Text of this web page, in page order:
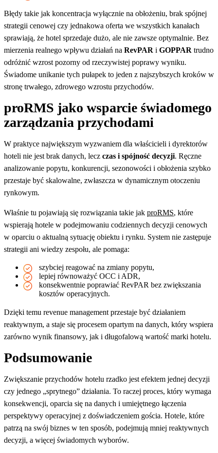
Błędy takie jak koncentracja wyłącznie na obłożeniu, brak spójnej
strategii cenowej czy jednakowa oferta we wszystkich kanałach
sprawiają, że hotel sprzedaje dużo, ale nie zawsze optymalnie. Bez
mierzenia realnego wpływu działań na RevPAR i GOPPAR trudno
odróżnić wzrost pozorny od rzeczywistej poprawy wyniku.
Świadome unikanie tych pułapek to jeden z najszybszych kroków w
stronę trwałego, zdrowego wzrostu przychodów.
proRMS jako wsparcie świadomego
zarządzania przychodami
W praktyce największym wyzwaniem dla właścicieli i dyrektorów
hoteli nie jest brak danych, lecz czas i spójność decyzji. Ręczne
analizowanie popytu, konkurencji, sezonowości i obłożenia szybko
przestaje być skalowalne, zwłaszcza w dynamicznym otoczeniu
rynkowym.
Właśnie tu pojawiają się rozwiązania takie jak proRMS, które
wspierają hotele w podejmowaniu codziennych decyzji cenowych
w oparciu o aktualną sytuację obiektu i rynku. System nie zastępuje
strategii ani wiedzy zespołu, ale pomaga:
szybciej reagować na zmiany popytu,
lepiej równoważyć OCC i ADR,
konsekwentnie poprawiać RevPAR bez zwiększania
kosztów operacyjnych.
Dzięki temu revenue management przestaje być działaniem
reaktywnym, a staje się procesem opartym na danych, który wspiera
zarówno wynik finansowy, jak i długofalową wartość marki hotelu.
Podsumowanie
Zwiększanie przychodów hotelu rzadko jest efektem jednej decyzji
czy jednego „sprytnego” działania. To raczej proces, który wymaga
konsekwencji, oparcia się na danych i umiejętnego łączenia
perspektywy operacyjnej z doświadczeniem gościa. Hotele, które
patrzą na swój biznes w ten sposób, podejmują mniej reaktywnych
decyzji, a więcej świadomych wyborów.